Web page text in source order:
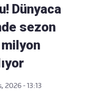
Dünyaca
sezon
milyon
2026 - 13:13